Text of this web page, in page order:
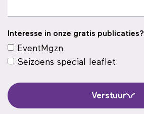
Interesse in onze gratis publicaties?
EventMgzn
Seizoens special leaflet
Verstuur